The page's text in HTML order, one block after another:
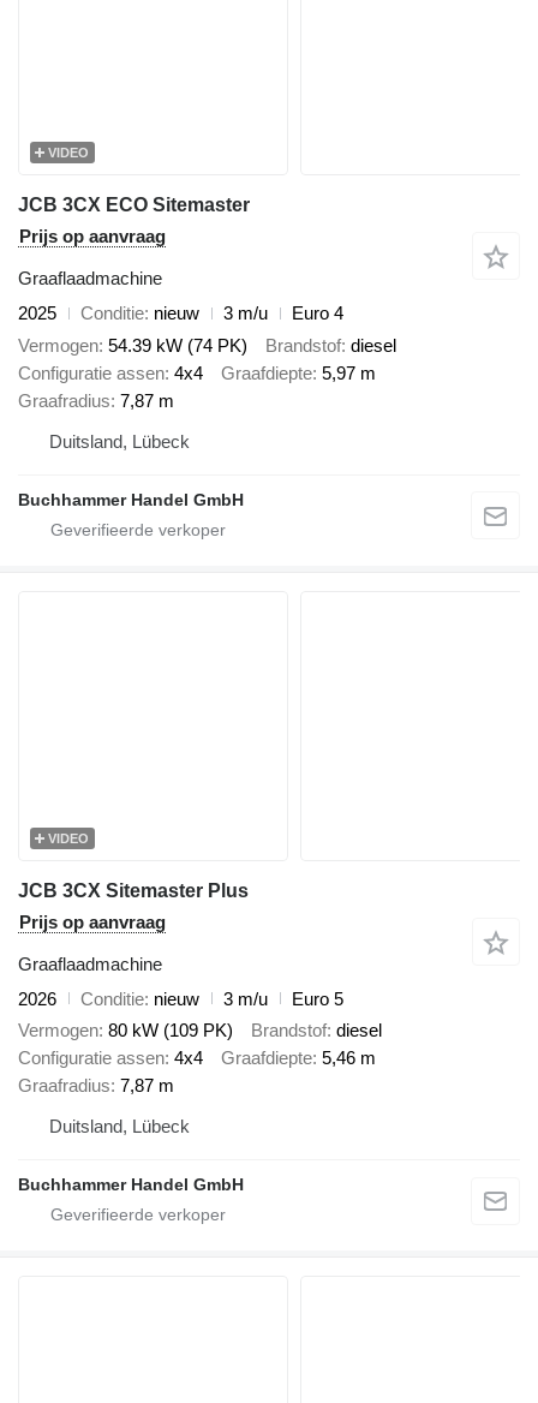
VIDEO
JCB 3CX ECO Sitemaster
Prijs op aanvraag
Graaflaadmachine
2025
Conditie nieuw 3 m/u
Euro 4
Vermogen 54.39 kW (74 PK) Brandstof diesel
Configuratie assen 4x4 Graafdiepte 5,97 m
Graafradius 7,87 m
Duitsland, Lübeck
Buchhammer Handel GmbH
VIDEO
JCB 3CX Sitemaster Plus
Prijs op aanvraag
Graaflaadmachine
2026
Conditie nieuw 3 m/u
Euro 5
Vermogen 80 kW (109 PK) Brandstof diesel
Configuratie assen 4x4 Graafdiepte 5,46 m
Graafradius 7,87 m
Duitsland, Lübeck
Buchhammer Handel GmbH